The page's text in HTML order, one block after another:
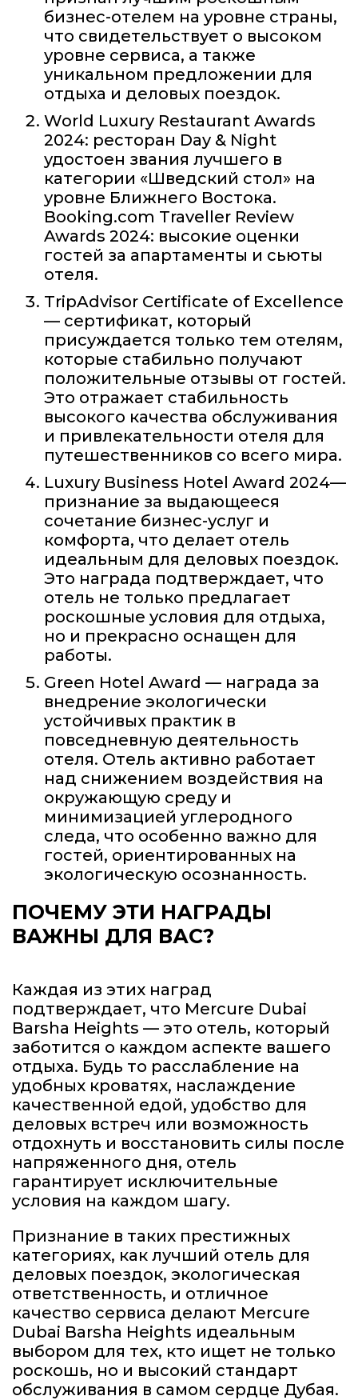
бизнес-отелем на уровне страны,
что свидетельствует о высоком
уровне сервиса, а также
уникальном предложении для
отдыха и деловых поездок.
World Luxury Restaurant Awards
2024: ресторан Day & Night
удостоен звания лучшего в
категории «Шведский стол» на
уровне Ближнего Востока.
Booking.com Traveller Review
Awards 2024: высокие оценки
гостей за апартаменты и сьюты
отеля.
TripAdvisor Certificate of Excellence
— сертификат, который
присуждается только тем отелям,
которые стабильно получают
положительные отзывы от гостей.
Это отражает стабильность
высокого качества обслуживания
и привлекательности отеля для
путешественников со всего мира.
Luxury Business Hotel Award 2024—
признание за выдающееся
сочетание бизнес-услуг и
комфорта, что делает отель
идеальным для деловых поездок.
Это награда подтверждает, что
отель не только предлагает
роскошные условия для отдыха,
но и прекрасно оснащен для
работы.
Green Hotel Award — награда за
внедрение экологически
устойчивых практик в
повседневную деятельность
отеля. Отель активно работает
над снижением воздействия на
окружающую среду и
минимизацией углеродного
следа, что особенно важно для
гостей, ориентированных на
экологическую осознанность.
ПОЧЕМУ ЭТИ НАГРАДЫ
ВАЖНЫ ДЛЯ ВАС?
Каждая из этих наград
подтверждает, что Mercure Dubai
Barsha Heights — это отель, который
заботится о каждом аспекте вашего
отдыха. Будь то расслабление на
удобных кроватях, наслаждение
качественной едой, удобство для
деловых встреч или возможность
отдохнуть и восстановить силы после
напряженного дня, отель
гарантирует исключительные
условия на каждом шагу.
Признание в таких престижных
категориях, как лучший отель для
деловых поездок, экологическая
ответственность, и отличное
качество сервиса делают Mercure
Dubai Barsha Heights идеальным
выбором для тех, кто ищет не только
роскошь, но и высокий стандарт
обслуживания в самом сердце Дубая.